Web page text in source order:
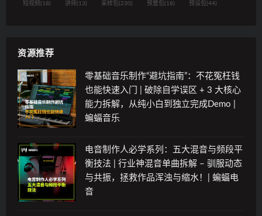
短视频 (18) 讲师(13) 采样包(230) 预置包(18) 预设包(44)
资源推荐
零基础音乐制作“避坑指南”：不花冤枉钱
也能快速入门 | 破除自学误区 + 3 大核心
能力拆解，从纯小白到独立完成Demo |
蝙蝠音乐
电音制作人必学系列：五大混音与频段平
衡技法 | 行业神混音单曲拆解 – 驯服动态
与共振，拯救作品浑浊与缩水！| 蝙蝠电
音